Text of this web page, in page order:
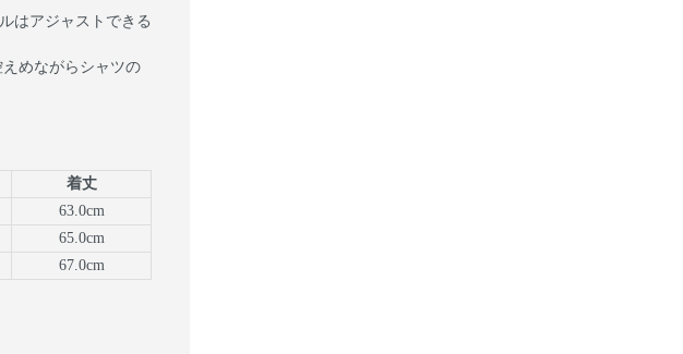
はアジャストできる
めながらシャツの
着丈
63.0cm
65.0cm
67.0cm